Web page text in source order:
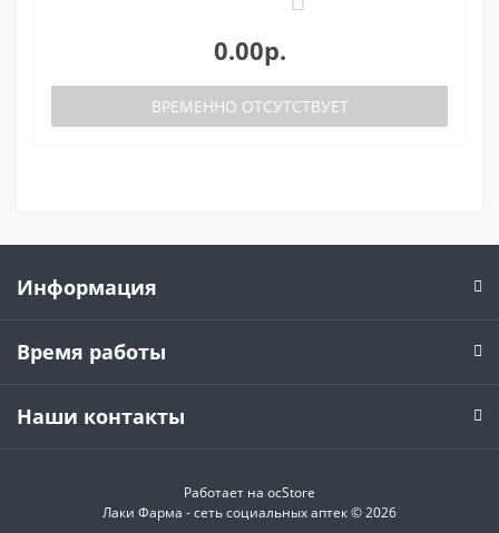
0.00р.
ВРЕМЕННО ОТСУТСТВУЕТ
Информация
Время работы
Наши контакты
Работает на ocStore
Лаки Фарма - сеть социальных аптек © 2026